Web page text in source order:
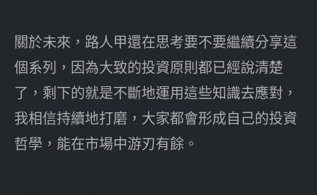
關於未來，路人甲還在思考要不要繼續分享這
個系列，因為大致的投資原則都已經說清楚
了，剩下的就是不斷地運用這些知識去應對，
我相信持續地打磨，大家都會形成自己的投資
哲學，能在市場中游刃有餘。